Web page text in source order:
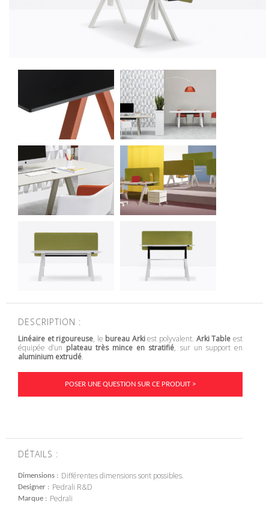
DESCRIPTION :
Linéaire et rigoureuse, le bureau Arkiest polyvalent. Arki Table est
équipée d’un plateau très mince en stratifié, sur un support en
aluminium extrudé.
POSER UNE QUESTION SUR CE PRODUIT >
DÉTAILS :
Dimensions Différentes dimensions sont possibles.
Designer Pedrali R&D
Marque Pedrali